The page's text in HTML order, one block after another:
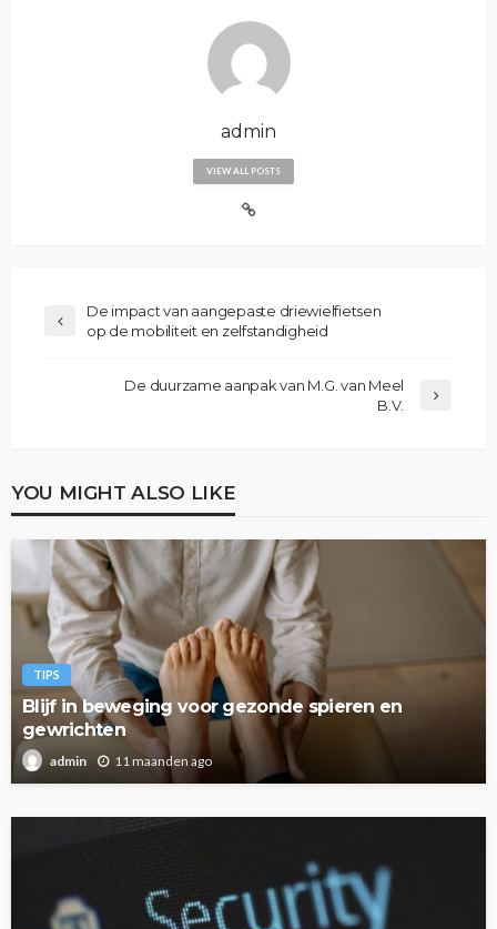
admin
VIEW ALL POSTS
De impact van aangepaste driewielfietsen
op de mobiliteit en zelfstandigheid
De duurzame aanpak van M.G. van Meel
B.V.
YOU MIGHT ALSO LIKE
TIPS
Blijf in beweging voor gezonde spieren en
gewrichten
admin 11 maanden ago